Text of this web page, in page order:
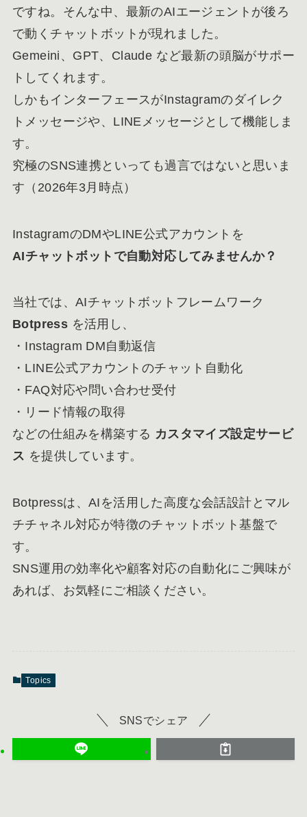
ですね。そんな中、最新のAIエージェントが後ろ
で動くチャットボットが現れました。
Gemeini、GPT、Claude など最新の頭脳がサポー
トしてくれます。
しかもインターフェースがInstagramのダイレク
トメッセージや、LINEメッセージとして機能しま
す。
究極のSNS連携といっても過言ではないと思いま
す（2026年3月時点）
InstagramのDMやLINE公式アカウントを
AIチャットボットで自動対応してみませんか？
当社では、AIチャットボットフレームワーク
Botpress を活用し、
・Instagram DM自動返信
・LINE公式アカウントのチャット自動化
・FAQ対応や問い合わせ受付
・リード情報の取得
などの仕組みを構築する カスタマイズ設定サービ
ス を提供しています。
Botpressは、AIを活用した高度な会話設計とマル
チチャネル対応が特徴のチャットボット基盤で
す。
SNS運用の効率化や顧客対応の自動化にご興味が
あれば、お気軽にご相談ください。
Topics
SNSでシェア